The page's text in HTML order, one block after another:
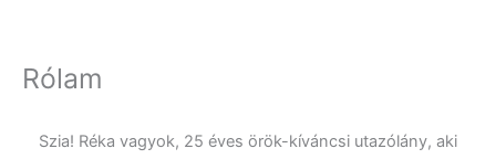
Rólam
Szia! Réka vagyok, 25 éves örök-kíváncsi utazólány, aki